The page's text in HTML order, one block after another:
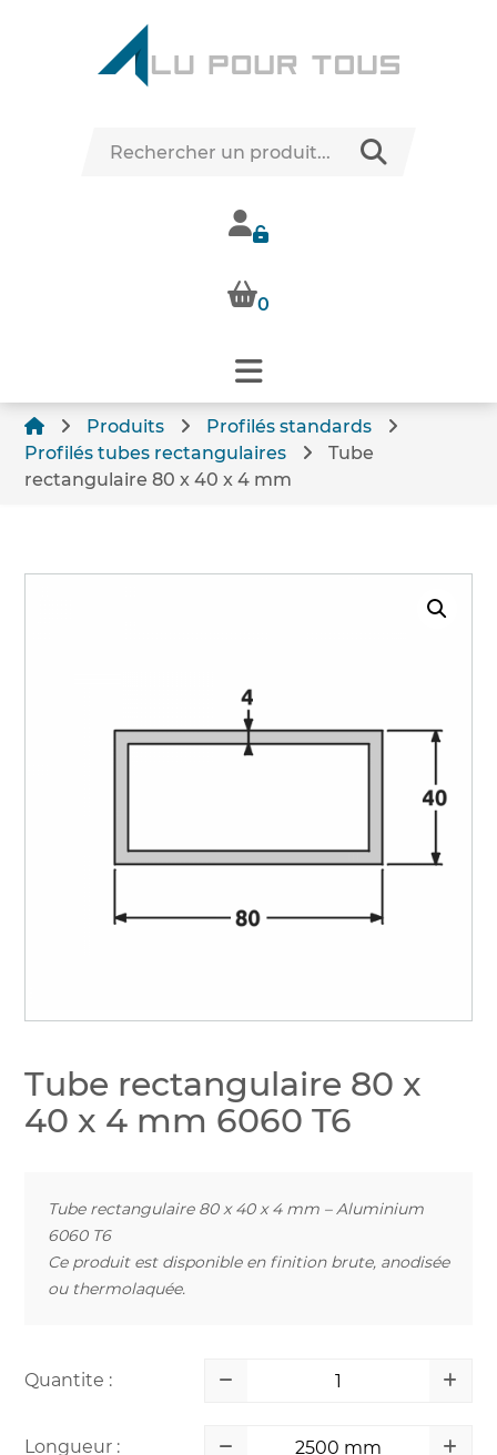
0
Produits
Profilés standards
Profilés tubes rectangulaires
Tube
rectangulaire 80 x 40 x 4 mm
Tube rectangulaire 80 x
40 x 4 mm 6060 T6
Tube rectangulaire 80 x 40 x 4 mm – Aluminium
6060 T6
Ce produit est disponible en finition brute, anodisée
ou thermolaquée.
Quantite :
Longueur :